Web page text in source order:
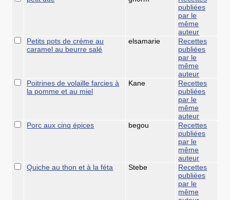
publiées
par le
même
auteur
Petits pots de créme au
caramel au beurre salé
elsamarie
Recettes
publiées
par le
même
auteur
Poitrines de volaille farcies à
la pomme et au miel
Kane
Recettes
publiées
par le
même
auteur
Porc aux cinq épices
begou
Recettes
publiées
par le
même
auteur
Quiche au thon et à la féta
Stebe
Recettes
publiées
par le
même